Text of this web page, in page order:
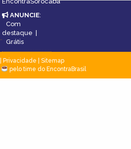
ANUNCIE:
Com
destaque |
Grátis
Privacidade
Sitemap
pelo time do EncontraBrasil